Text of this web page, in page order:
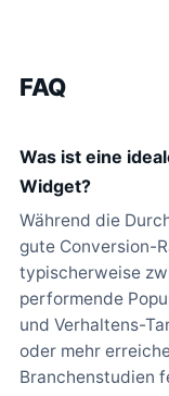
FAQ
Was ist eine
Widget?
Während die
gute Conversion-
typischerweise
performende
und Verhaltens-
oder mehr
Branchenstudien